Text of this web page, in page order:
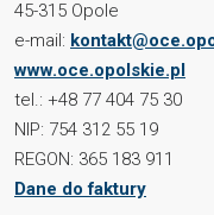
45-315 Opole
e-mail:
www.oce.opolskie.pl
tel.: +48 77 404 75 30
NIP: 754 312 55 19
REGON: 365 183 911
Dane do faktury